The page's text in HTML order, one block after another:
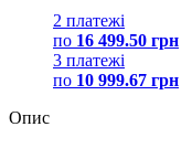
2 платежі
по 16 499.50 грн
3 платежі
по 10 999.67 грн
Опис